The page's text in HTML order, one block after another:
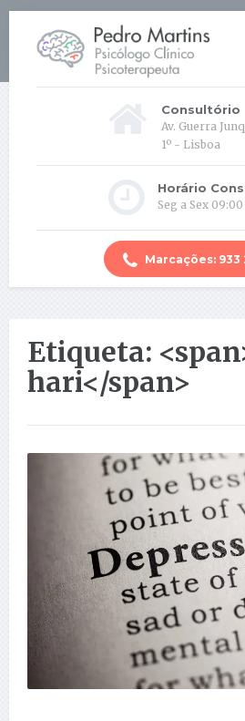
Consultório
Av. Guerra
1º - Lisboa
Horário
Seg a Sex
Marcações: 933
Etiqueta:
hari</span>